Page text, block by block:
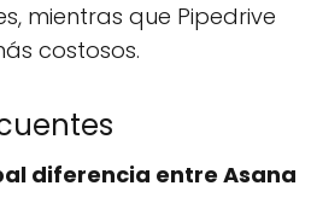
mientras que Pipedrive
costosos.
diferencia entre Asana